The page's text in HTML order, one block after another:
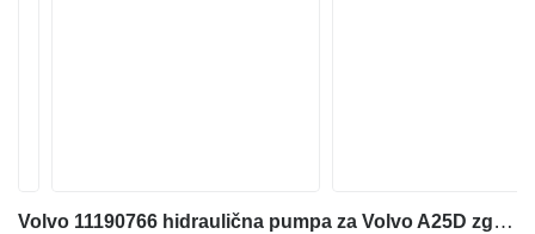
Volvo 11190766 hidraulična pumpa za Volvo A25D zglobnog dampera